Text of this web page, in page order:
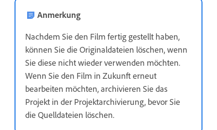
Anmerkung
Nachdem Sie den Film fertig gestellt haben,
können Sie die Originaldateien löschen, wenn
Sie diese nicht wieder verwenden möchten.
Wenn Sie den Film in Zukunft erneut
bearbeiten möchten, archivieren Sie das
Projekt in der Projektarchivierung, bevor Sie
die Quelldateien löschen.